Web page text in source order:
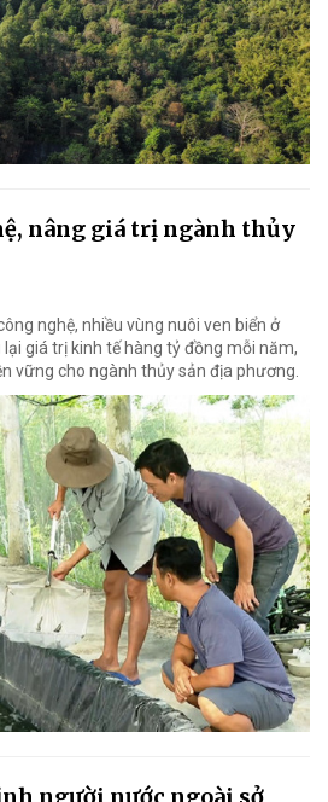
nâng giá trị ngành thủy
nghệ, nhiều vùng nuôi ven biển ở
giá trị kinh tế hàng tỷ đồng mỗi năm,
vững cho ngành thủy sản địa phương.